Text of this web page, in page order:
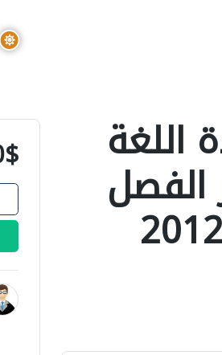
اللغة
الفصل